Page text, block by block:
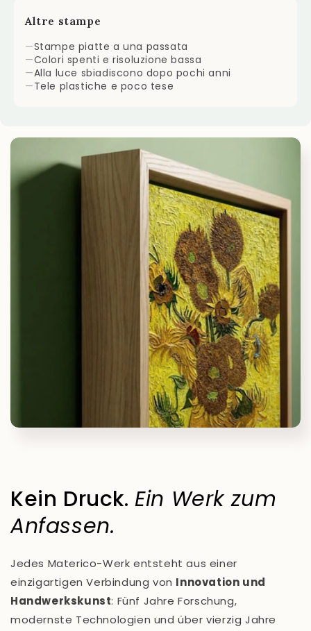
Altre stampe
—Stampe piatte a una passata
—Colori spenti e risoluzione bassa
—Alla luce sbiadiscono dopo pochi anni
—Tele plastiche e poco tese
Kein Druck.Ein Werk zum
Anfassen.
Jedes Materico-Werk entsteht aus einer
einzigartigen Verbindung von Innovation und
Handwerkskunst: Fünf Jahre Forschung,
modernste Technologien und über vierzig Jahre